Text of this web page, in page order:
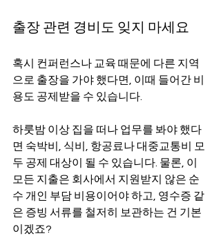
출장 관련 경비도 잊지 마세요
혹시 컨퍼런스나 교육 때문에 다른 지역
으로 출장을 가야 했다면, 이때 들어간 비
용도 공제받을 수 있습니다.
하룻밤 이상 집을 떠나 업무를 봐야 했다
면 숙박비, 식비, 항공료나 대중교통비 모
두 공제 대상이 될 수 있습니다. 물론, 이
모든 지출은 회사에서 지원받지 않은 순
수 개인 부담 비용이어야 하고, 영수증 같
은 증빙 서류를 철저히 보관하는 건 기본
이겠죠?